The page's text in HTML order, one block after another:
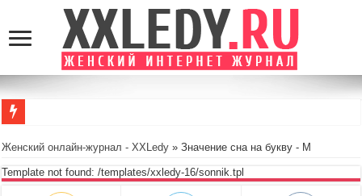
Женский онлайн-журнал - XXLedy » Значение сна на букву - М
Template not found: /templates/xxledy-16/sonnik.tpl